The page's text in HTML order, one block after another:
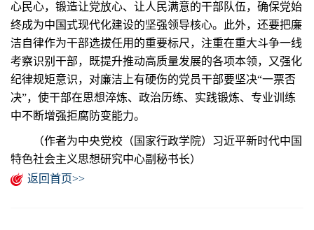
心民心，锻造让党放心、让人民满意的干部队伍，确保党始
终成为中国式现代化建设的坚强领导核心。此外，还要把廉
洁自律作为干部选拔任用的重要标尺，注重在重大斗争一线
考察识别干部，既提升推动高质量发展的各项本领，又强化
纪律规矩意识，对廉洁上有硬伤的党员干部要坚决“一票否
决”，使干部在思想淬炼、政治历练、实践锻炼、专业训练
中不断增强拒腐防变能力。
（作者为中央党校（国家行政学院）习近平新时代中国
特色社会主义思想研究中心副秘书长）
返回首页>>